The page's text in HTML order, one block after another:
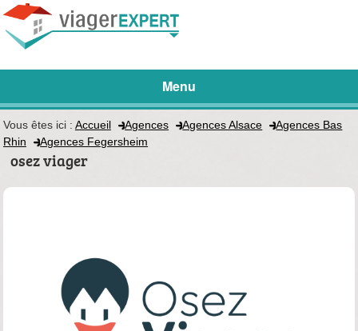
Menu
Vous êtes ici : Accueil Agences Agences Alsace
Agences Bas
Rhin
Agences Fegersheim
osez viager